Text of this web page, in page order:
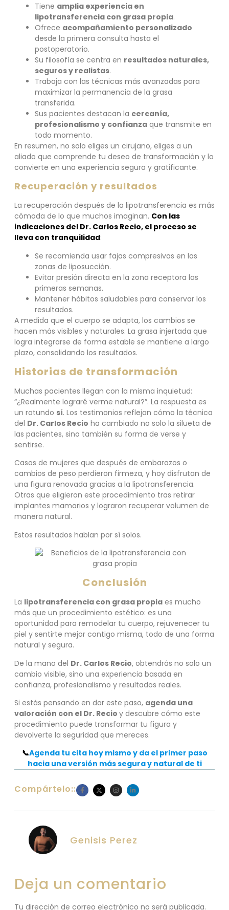
Tiene amplia experiencia en
lipotransferencia con grasa propia.
Ofrece acompañamiento personalizado
desde la primera consulta hasta el
postoperatorio.
Su filosofía se centra en resultados naturales,
seguros y realistas.
Trabaja con las técnicas más avanzadas para
maximizar la permanencia de la grasa
transferida.
Sus pacientes destacan la cercanía,
profesionalismo y confianza que transmite en
todo momento.
En resumen, no solo eliges un cirujano, eliges a un
aliado que comprende tu deseo de transformación y lo
convierte en una experiencia segura y gratificante.
Recuperación y resultados
La recuperación después de la lipotransferencia es más
cómoda de lo que muchos imaginan. Con las
indicaciones del Dr. Carlos Recio, el proceso se
lleva con tranquilidad:
Se recomienda usar fajas compresivas en las
zonas de liposucción.
Evitar presión directa en la zona receptora las
primeras semanas.
Mantener hábitos saludables para conservar los
resultados.
A medida que el cuerpo se adapta, los cambios se
hacen más visibles y naturales. La grasa injertada que
logra integrarse de forma estable se mantiene a largo
plazo, consolidando los resultados.
Historias de transformación
Muchas pacientes llegan con la misma inquietud:
“¿Realmente lograré verme natural?”. La respuesta es
un rotundo sí. Los testimonios reflejan cómo la técnica
del Dr. Carlos Recio ha cambiado no solo la silueta de
las pacientes, sino también su forma de verse y
sentirse.
Casos de mujeres que después de embarazos o
cambios de peso perdieron firmeza, y hoy disfrutan de
una figura renovada gracias a la lipotransferencia.
Otras que eligieron este procedimiento tras retirar
implantes mamarios y lograron recuperar volumen de
manera natural.
Estos resultados hablan por sí solos.
Conclusión
La lipotransferencia con grasa propia es mucho
más que un procedimiento estético: es una
oportunidad para remodelar tu cuerpo, rejuvenecer tu
piel y sentirte mejor contigo misma, todo de una forma
natural y segura.
De la mano del Dr. Carlos Recio, obtendrás no solo un
cambio visible, sino una experiencia basada en
confianza, profesionalismo y resultados reales.
Si estás pensando en dar este paso, agenda una
valoración con el Dr. Recio y descubre cómo este
procedimiento puede transformar tu figura y
devolverte la seguridad que mereces.
📞Agenda tu cita hoy mismo y da el primer paso
hacia una versión más segura y natural de ti
Compártelo::
Genisis Perez
Deja un comentario
Tu dirección de correo electrónico no será publicada.